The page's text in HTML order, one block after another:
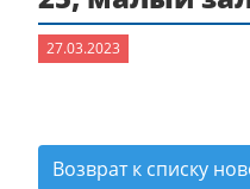
27.03.2023
Возврат к списку